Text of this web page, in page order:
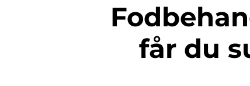
Fodbehandling østerbro sådan
får du